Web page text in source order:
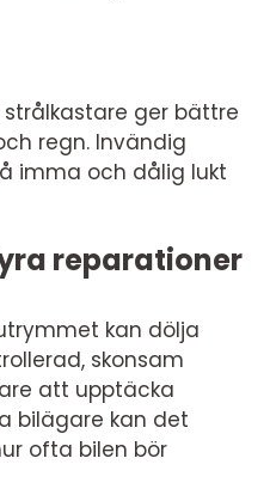
strålkastare ger bättre
regn. Invändig
imma och dålig lukt
reparationer
kan dölja
skonsam
att upptäcka
bilägare kan det
ofta bilen bör